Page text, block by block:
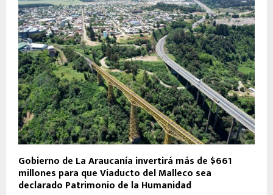
Gobierno de La Araucanía invertirá más de $661
millones para que Viaducto del Malleco sea
declarado Patrimonio de la Humanidad